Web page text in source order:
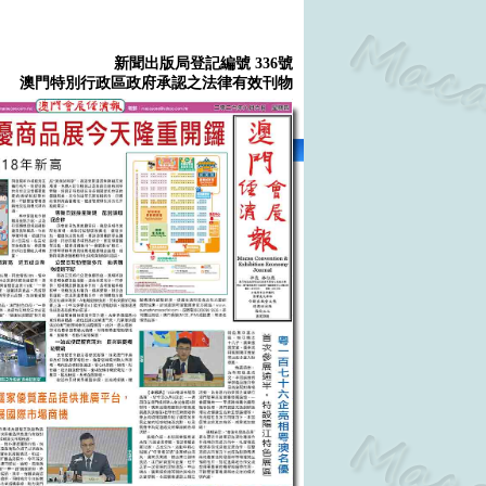
新聞出版局登記編號 336號
澳門特別行政區政府承認之法律有效刊物